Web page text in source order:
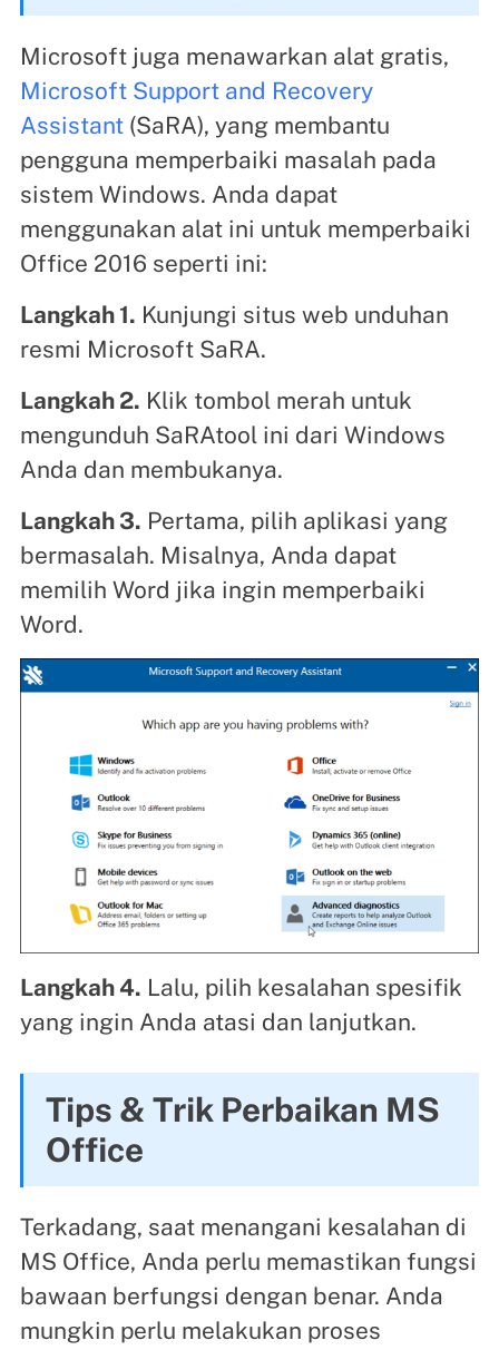
Microsoft juga menawarkan alat gratis,
Microsoft Support and Recovery
Assistant(SaRA), yang membantu
pengguna memperbaiki masalah pada
sistem Windows. Anda dapat
menggunakan alat ini untuk memperbaiki
Office 2016 seperti ini:
Langkah 1. Kunjungi situs web unduhan
resmi Microsoft SaRA.
Langkah 2. Klik tombol merah untuk
mengunduh SaRAtool ini dari Windows
Anda dan membukanya.
Langkah 3. Pertama, pilih aplikasi yang
bermasalah. Misalnya, Anda dapat
memilih Word jika ingin memperbaiki
Word.
Langkah 4. Lalu, pilih kesalahan spesifik
yang ingin Anda atasi dan lanjutkan.
Tips & Trik Perbaikan MS
Office
Terkadang, saat menangani kesalahan di
MS Office, Anda perlu memastikan fungsi
bawaan berfungsi dengan benar. Anda
mungkin perlu melakukan proses